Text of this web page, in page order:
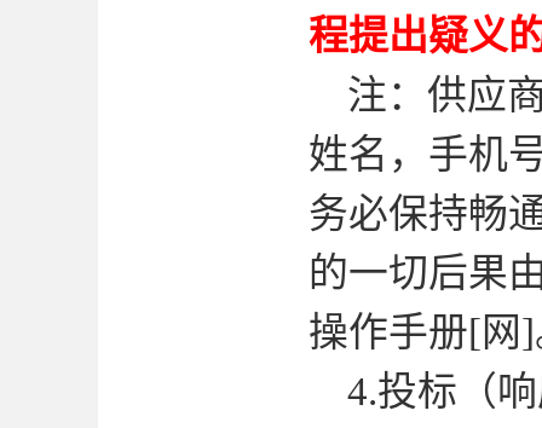
程提出疑义
注：供应
姓名，手机
务必保持畅
的一切后果
操作手册[网]
4.投标（